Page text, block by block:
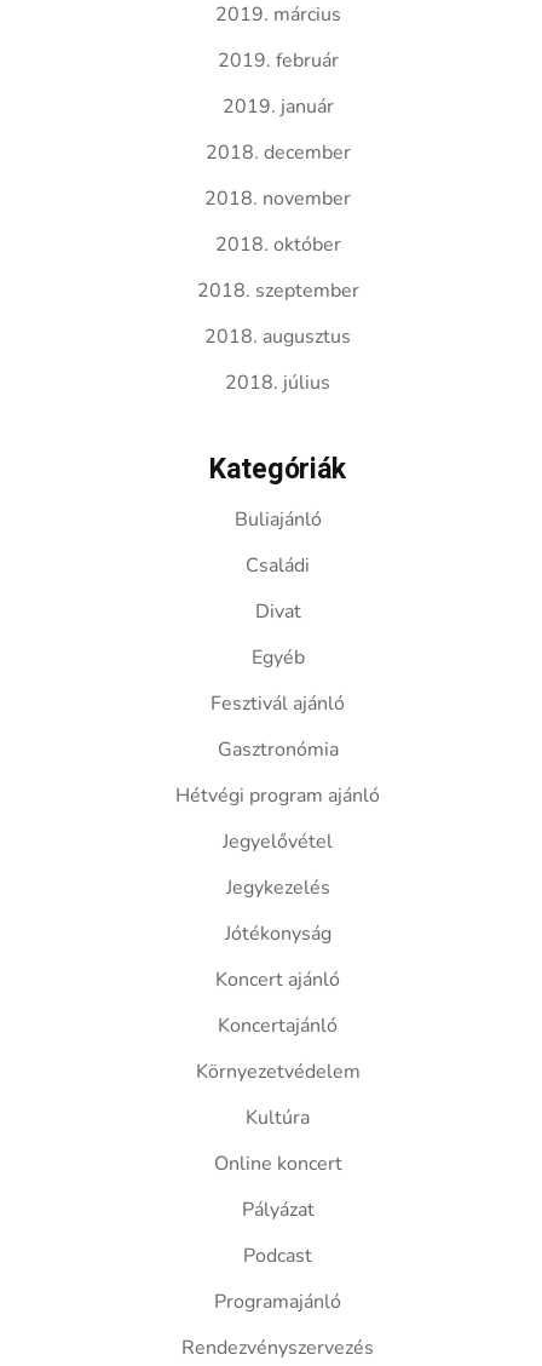
2019. március
2019. február
2019. január
2018. december
2018. november
2018. október
2018. szeptember
2018. augusztus
2018. július
Kategóriák
Buliajánló
Családi
Divat
Egyéb
Fesztivál ajánló
Gasztronómia
Hétvégi program ajánló
Jegyelővétel
Jegykezelés
Jótékonyság
Koncert ajánló
Koncertajánló
Környezetvédelem
Kultúra
Online koncert
Pályázat
Podcast
Programajánló
Rendezvényszervezés